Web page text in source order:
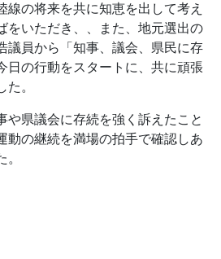
線の将来を共に知恵を出して考え
をいただき、、また、地元選出の
議員から「知事、議会、県民に存
日の行動をスタートに、共に頑張
。
や県議会に存続を強く訴えたこと
動の継続を満場の拍手で確認しあ